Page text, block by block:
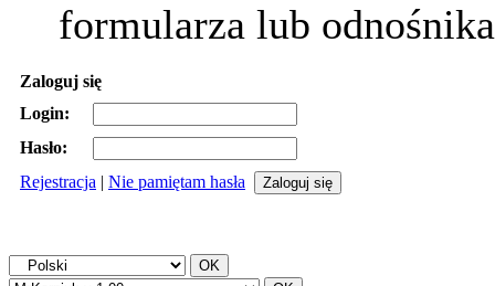
formularza lub
Zaloguj się
Login:
Hasło:
Rejestracja | Nie pamiętam hasła